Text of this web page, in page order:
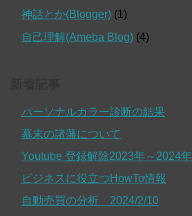
神話とか(Blogger) (1)
自己理解(Ameba Blog) (4)
パーソナルカラー診断の結果
幕末の諸藩について
Youtube 登録解除2023年～2024年
ビジネスに役立つHowTo情報
自動売買の分析 2024/2/10